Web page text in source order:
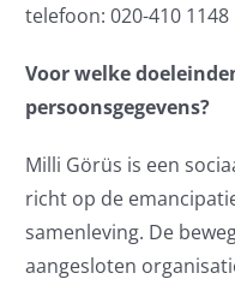
telefoon: 020-410 1148
Voor welke
persoonsgegevens?
Milli Görüs is een
richt op de
samenleving. De
aangesloten